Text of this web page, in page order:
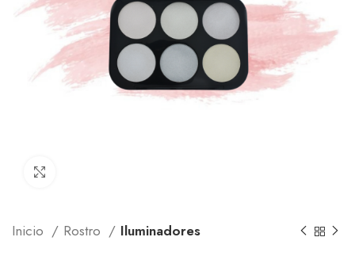
Inicio Rostro Iluminadores